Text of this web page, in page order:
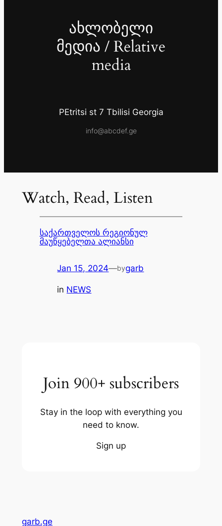
ახლობელი
მედია / Relative
media
PEtritsi st 7 Tbilisi Georgia
info@abcdef.ge
Watch, Read, Listen
საქართველოს რეგიონულ
მაუწყებელთა ალიანსი
Jan 15, 2024—bygarb
in NEWS
Join 900+ subscribers
Stay in the loop with everything you
need to know.
Sign up
garb.ge